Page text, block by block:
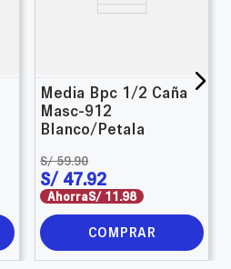
Media Bpc 1/2 Caña
Masc-912
Blanco/Petala
S/ 59.90
S/ 47.92
AhorraS/ 11.98
COMPRAR